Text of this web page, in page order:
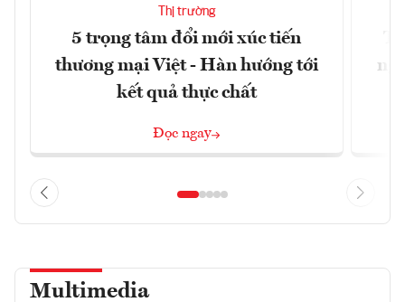
Thị trường
5 trọng tâm đổi mới xúc tiến
thương mại Việt - Hàn hướng tới
kết quả thực chất
Đọc ngay
Multimedia